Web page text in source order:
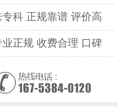
科 正规靠谱 评价高
正规 收费合理 口碑